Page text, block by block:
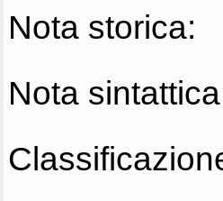
Nota storica:
Nota